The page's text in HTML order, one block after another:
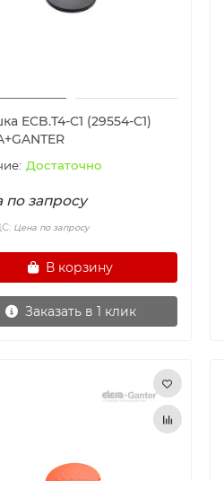
ECB.T4-C1 (29554-C1)
Достаточно
по запросу
Цена по запросу
В корзину
Заказать в 1 клик